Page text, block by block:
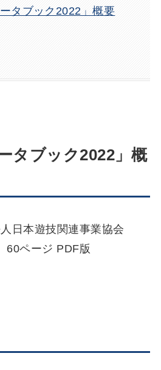
ータブック2022」概要
タブック2022」概
日本遊技関連事業協会
ページ PDF版